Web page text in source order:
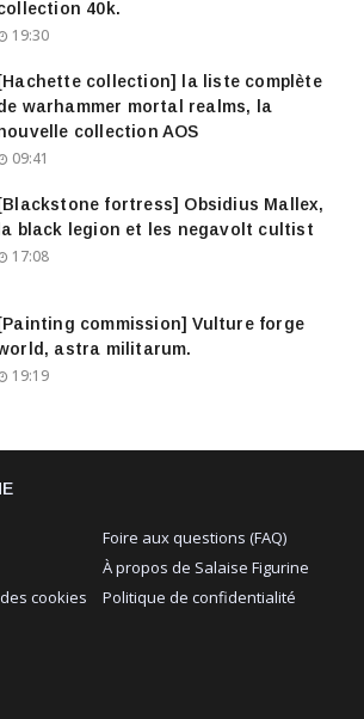
40k.
19:30
[Hachette collection] la liste complète
warhammer mortal realms, la
collection AOS
09:41
[Blackstone fortress] Obsidius Mallex,
la black legion et les negavolt cultist
17:08
[Painting commission] Vulture forge
astra militarum.
19:19
Foire aux questions (FAQ)
À propos de Salaise Figurine
cookies
Politique de confidentialité